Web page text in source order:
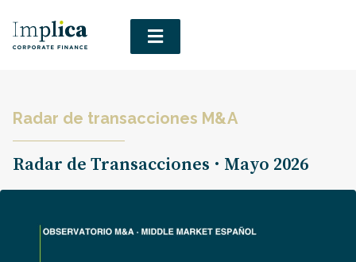
Radar de transacciones M&A
Radar de Transacciones · Mayo 2026